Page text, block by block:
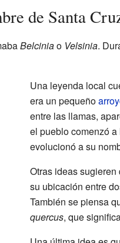
de Santa
Belciniao Velsinia.
Una leyenda local
era un pequeño
entre las llamas,
el pueblo comenzó
evolucionó a su
Otras ideas
su ubicación entre
También se piensa
quercus, que